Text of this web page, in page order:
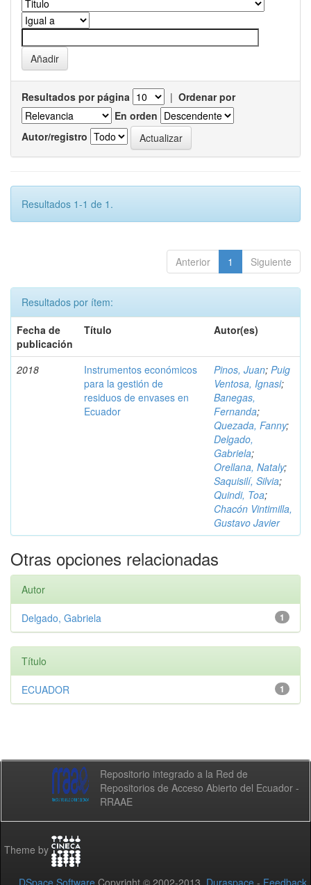
Resultados por página | Ordenar por
En orden
Autor/registro
Resultados 1-1 de 1.
Anterior 1 Siguiente
Resultados por ítem:
Fecha de
publicación
Título Autor(es)
2018
Instrumentos económicos
para la gestión de
residuos de envases en
Ecuador
Pinos, Juan; Puig
Ventosa, Ignasi;
Banegas,
Fernanda;
Quezada, Fanny;
Delgado,
Gabriela;
Orellana, Nataly;
Saquisilí, Silvia;
Quindi, Toa;
Chacón Vintimilla,
Gustavo Javier
Otras opciones relacionadas
Autor
1
Delgado, Gabriela
Título
1
ECUADOR
Repositorio integrado a la Red de
Repositorios de Acceso Abierto del Ecuador -
RRAAE
Theme by
DSpace Software Copyright © 2002-2013 Duraspace - Feedback